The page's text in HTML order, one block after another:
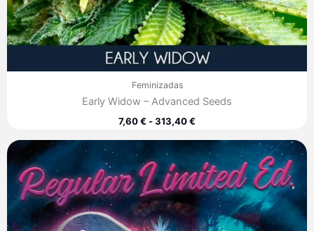
Feminizadas
Early Widow – Advanced Seeds
7,60€-313,40€